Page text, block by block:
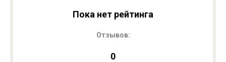
Пока нет рейтинга
Отзывов:
0